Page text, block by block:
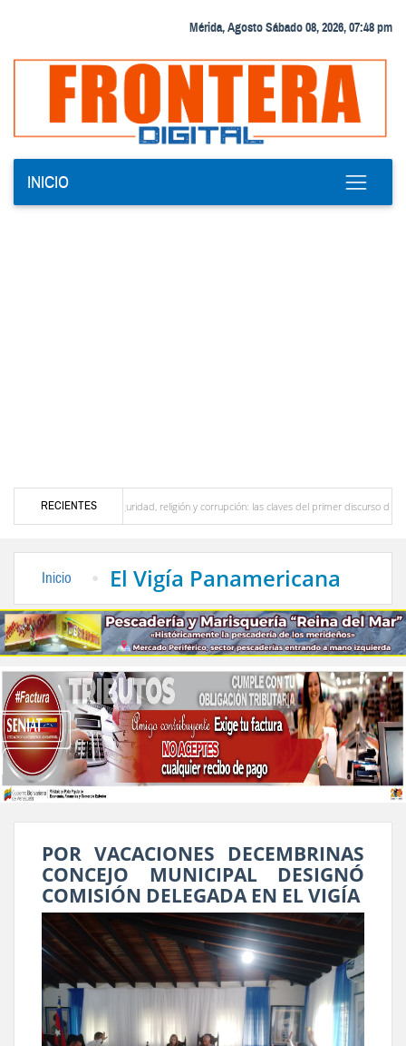
Mérida, Agosto Sábado 08, 2026, 07:48 pm
INICIO
RECIENTESSeguridad, religión y corrupción: las claves del primer discurso de De la
Inicio El Vigía Panamericana
POR VACACIONES DECEMBRINAS
CONCEJO MUNICIPAL DESIGNÓ
COMISIÓN DELEGADA EN EL VIGÍA